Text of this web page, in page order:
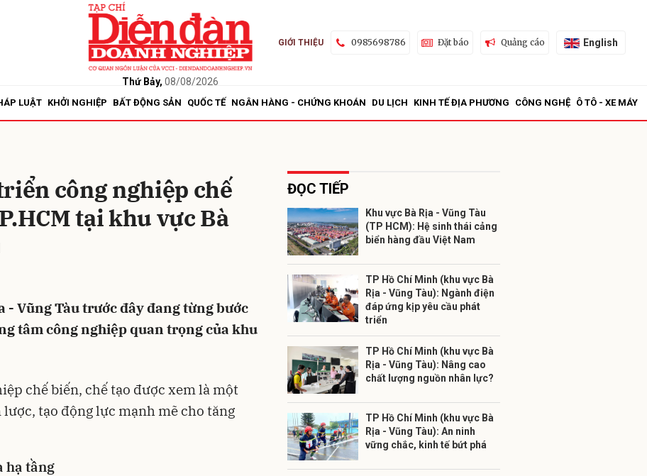
Thứ Bảy, 08/08/2026
GIỚI THIỆU 0985698786 Đặt báo Quảng cáo English
LUẬT KHỞI NGHIỆP BẤT ĐỘNG SẢN QUỐC TẾ NGÂN HÀNG - CHỨNG KHOÁN DU LỊCH KINH TẾ ĐỊA PHƯƠNG CÔNG NGHỆ Ô TÔ - XE MÁY
công nghiệp chế
tại khu vực Bà
- Vũng Tàu trước đây đang từng bước
tâm công nghiệp quan trọng của khu
chế biến, chế tạo được xem là một
tạo động lực mạnh mẽ cho tăng
hạ tầng
ĐỌC TIẾP
Khu vực Bà Rịa - Vũng Tàu
(TP HCM): Hệ sinh thái cảng
biển hàng đầu Việt Nam
TP Hồ Chí Minh (khu vực Bà
Rịa - Vũng Tàu): Ngành điện
đáp ứng kịp yêu cầu phát
triển
TP Hồ Chí Minh (khu vực Bà
Rịa - Vũng Tàu): Nâng cao
chất lượng nguồn nhân lực?
TP Hồ Chí Minh (khu vực Bà
Rịa - Vũng Tàu): An ninh
vững chắc, kinh tế bứt phá
Gửi